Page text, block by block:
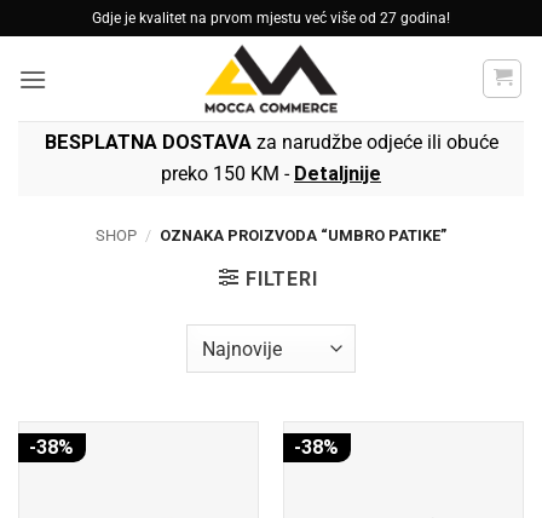
to
content
Gdje je kvalitet na prvom mjestu već više od 27 godina!
BESPLATNA DOSTAVAza narudžbe odjeće ili obuće
preko 150 KM - Detaljnije
SHOP / OZNAKA PROIZVODA “UMBRO PATIKE”
FILTERI
-38% -38%